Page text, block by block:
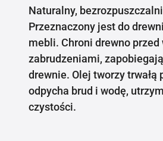
Naturalny,
Przeznaczony jest do
mebli. Chroni drewno
zabrudzeniami,
drewnie. Olej tworzy trwałą
odpycha brud i wodę,
czystości.